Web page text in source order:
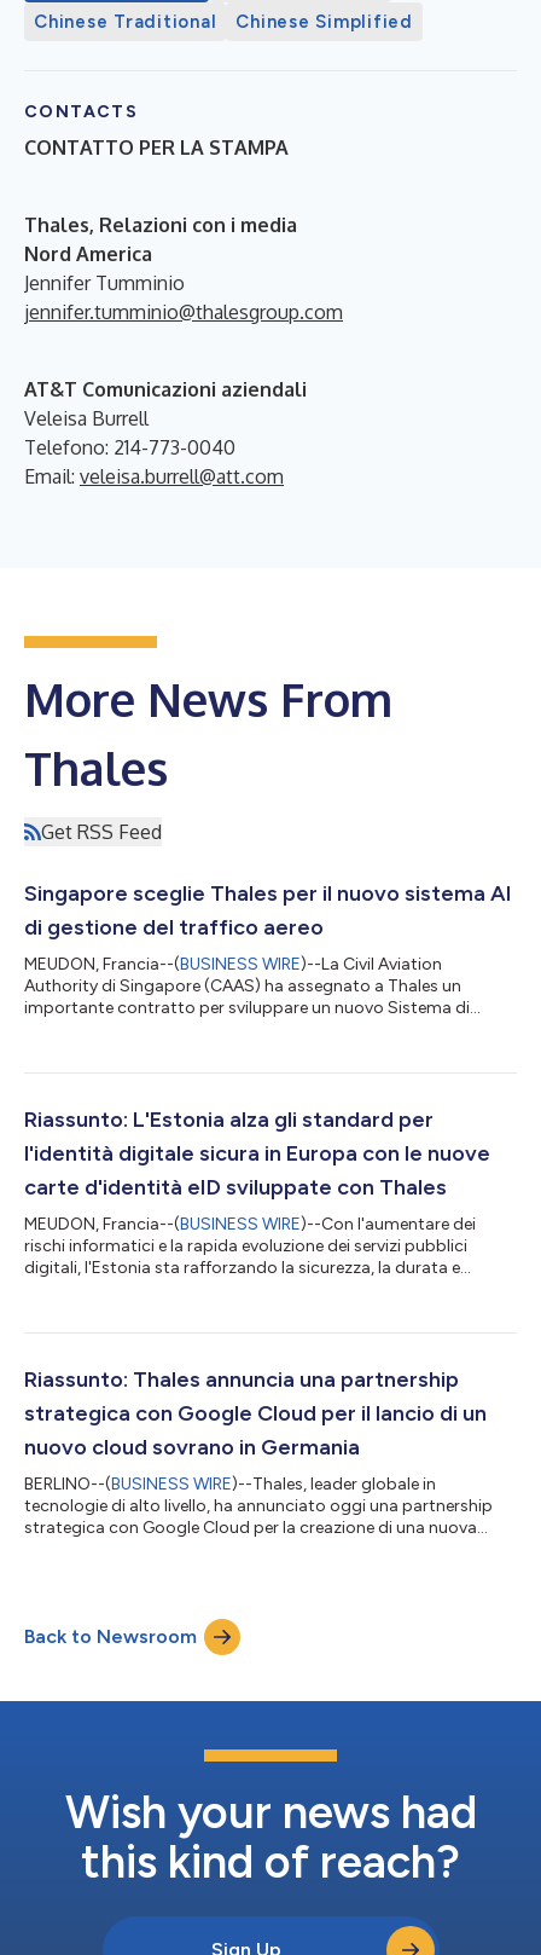
Chinese Traditional Chinese Simplified
CONTACTS
CONTATTO PER LA STAMPA
Thales, Relazioni con i media
Nord America
Jennifer Tumminio
jennifer.tumminio@thalesgroup.com
AT&T Comunicazioni aziendali
Veleisa Burrell
Telefono: 214-773-0040
Email: veleisa.burrell@att.com
More News From
Thales
Get RSS Feed
Singapore sceglie Thales per il nuovo sistema AI
di gestione del traffico aereo
MEUDON, Francia--(BUSINESS WIRE)--La Civil Aviation
Authority di Singapore (CAAS) ha assegnato a Thales un
importante contratto per sviluppare un nuovo Sistema di
più sicuro, efficiente e sostenibile. Il Progetto prevede la
TopSky – ATC One di Thales. Il progetto comprende anche il
trasferimento di competenze che p...
Riassunto: L'Estonia alza gli standard per
l'identità digitale sicura in Europa con le nuove
carte d'identità eID sviluppate con Thales
MEUDON, Francia--(BUSINESS WIRE)--Con l'aumentare dei
rischi informatici e la rapida evoluzione dei servizi pubblici
digitali, l'Estonia sta rafforzando la sicurezza, la durata e
residenza, carte d'identità digitali e-Residency, carte d'identità
Protection, Richiedente di protezione internazionale). Il testo
Riassunto: Thales annuncia una partnership
strategica con Google Cloud per il lancio di un
nuovo cloud sovrano in Germania
BERLINO--(BUSINESS WIRE)--Thales, leader globale in
tecnologie di alto livello, ha annunciato oggi una partnership
strategica con Google Cloud per la creazione di una nuova
comodità del lettore e devono rinviare al testo in lingua
originale, che è l'unico giuridicamente valido....
Back to Newsroom
Wish your news had
this kind of reach?
Sign Up